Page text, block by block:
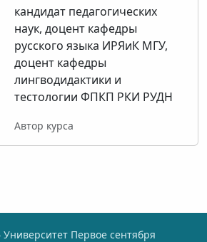
кандидат педагогических
наук, доцент кафедры
русского языка ИРЯиК МГУ,
доцент кафедры
лингводидактики и
тестологии ФПКП РКИ РУДН
Автор курса
Первое сентября